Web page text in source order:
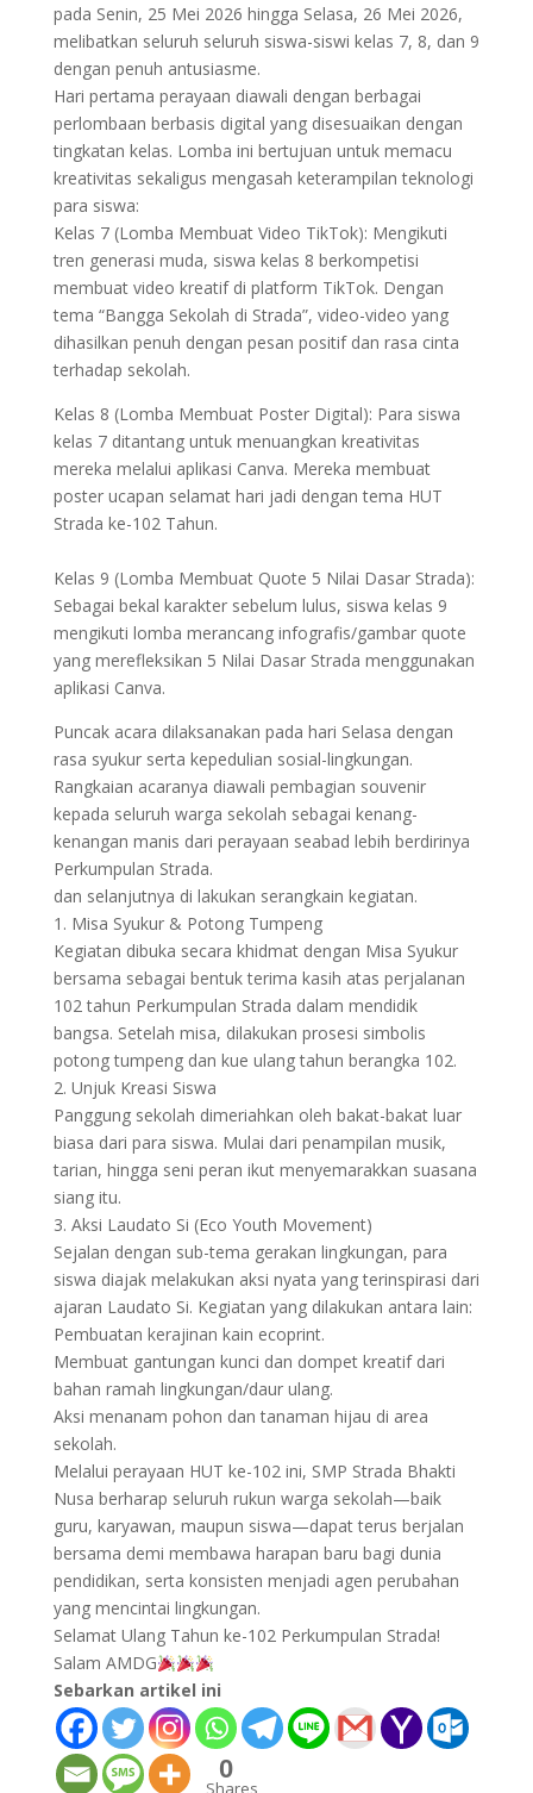
pada Senin, 25 Mei 2026 hingga Selasa, 26 Mei 2026,
melibatkan seluruh seluruh siswa-siswi kelas 7, 8, dan 9
dengan penuh antusiasme.
Hari pertama perayaan diawali dengan berbagai
perlombaan berbasis digital yang disesuaikan dengan
tingkatan kelas. Lomba ini bertujuan untuk memacu
kreativitas sekaligus mengasah keterampilan teknologi
para siswa:
Kelas 7 (Lomba Membuat Video TikTok): Mengikuti
tren generasi muda, siswa kelas 8 berkompetisi
membuat video kreatif di platform TikTok. Dengan
tema “Bangga Sekolah di Strada”, video-video yang
dihasilkan penuh dengan pesan positif dan rasa cinta
terhadap sekolah.
​Kelas 8 (Lomba Membuat Poster Digital): Para siswa
kelas 7 ditantang untuk menuangkan kreativitas
mereka melalui aplikasi Canva. Mereka membuat
poster ucapan selamat hari jadi dengan tema HUT
Strada ke-102 Tahun.
​Kelas 9 (Lomba Membuat Quote 5 Nilai Dasar Strada):
Sebagai bekal karakter sebelum lulus, siswa kelas 9
mengikuti lomba merancang infografis/gambar quote
yang merefleksikan 5 Nilai Dasar Strada menggunakan
aplikasi Canva.
Puncak acara dilaksanakan pada hari Selasa dengan
rasa syukur serta kepedulian sosial-lingkungan.
Rangkaian acaranya diawali pembagian souvenir
kepada seluruh warga sekolah sebagai kenang-
kenangan manis dari perayaan seabad lebih berdirinya
Perkumpulan Strada.
dan selanjutnya di lakukan serangkain kegiatan.
​1. Misa Syukur & Potong Tumpeng
​Kegiatan dibuka secara khidmat dengan Misa Syukur
bersama sebagai bentuk terima kasih atas perjalanan
102 tahun Perkumpulan Strada dalam mendidik
bangsa. Setelah misa, dilakukan prosesi simbolis
potong tumpeng dan kue ulang tahun berangka 102.
​2. Unjuk Kreasi Siswa
​Panggung sekolah dimeriahkan oleh bakat-bakat luar
biasa dari para siswa. Mulai dari penampilan musik,
tarian, hingga seni peran ikut menyemarakkan suasana
siang itu.
​3. Aksi Laudato Si (Eco Youth Movement)
​Sejalan dengan sub-tema gerakan lingkungan, para
siswa diajak melakukan aksi nyata yang terinspirasi dari
ajaran Laudato Si. Kegiatan yang dilakukan antara lain:
​Pembuatan kerajinan kain ecoprint.
​Membuat gantungan kunci dan dompet kreatif dari
bahan ramah lingkungan/daur ulang.
​Aksi menanam pohon dan tanaman hijau di area
sekolah.
Melalui perayaan HUT ke-102 ini, SMP Strada Bhakti
Nusa berharap seluruh rukun warga sekolah—baik
guru, karyawan, maupun siswa—dapat terus berjalan
bersama demi membawa harapan baru bagi dunia
pendidikan, serta konsisten menjadi agen perubahan
yang mencintai lingkungan.
​Selamat Ulang Tahun ke-102 Perkumpulan Strada!
Salam AMDG
Sebarkan artikel ini
0
Shares